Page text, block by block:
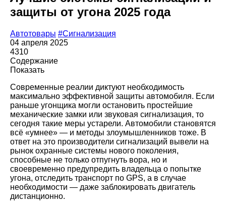
защиты от угона 2025 года
Автотовары #Сигнализация
04 апреля 2025
4310
Содержание
Показать
Современные реалии диктуют необходимость
максимально эффективной защиты автомобиля. Если
раньше угонщика могли остановить простейшие
механические замки или звуковая сигнализация, то
сегодня такие меры устарели. Автомобили становятся
всё «умнее» — и методы злоумышленников тоже. В
ответ на это производители сигнализаций вывели на
рынок охранные системы нового поколения,
способные не только отпугнуть вора, но и
своевременно предупредить владельца о попытке
угона, отследить транспорт по GPS, а в случае
необходимости — даже заблокировать двигатель
дистанционно.